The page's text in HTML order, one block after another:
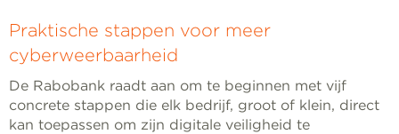
Praktische stappen voor meer
cyberweerbaarheid
De Rabobank raadt aan om te beginnen met vijf
concrete stappen die elk bedrijf, groot of klein, direct
kan toepassen om zijn digitale veiligheid te